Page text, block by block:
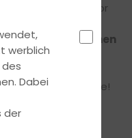
andere Frage, bevor
unverbindlichen
in unserer
von zuhause!
werblich
Dabei
der